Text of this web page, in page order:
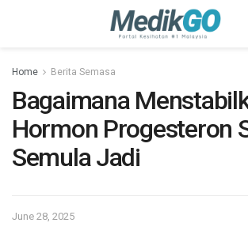
Home Berita Semasa
Bagaimana
Hormon Progesteron
Semula Jadi
June 28, 2025